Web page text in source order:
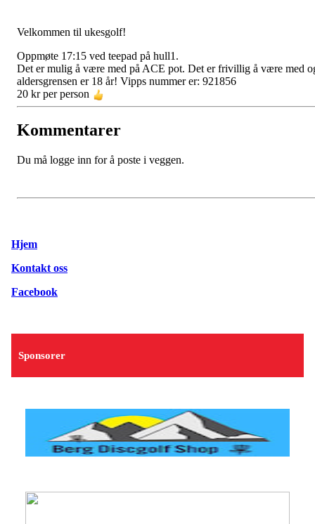
Velkommen til ukesgolf!
Oppmøte 17:15 ved teepad på hull1.
Det er mulig å være med på ACE pot. Det er frivillig å være med
aldersgrensen er 18 år! Vipps nummer er: 921856
20 kr per person
Kommentarer
Du må logge inn for å poste i veggen.
Hjem
Kontakt oss
Facebook
Sponsorer